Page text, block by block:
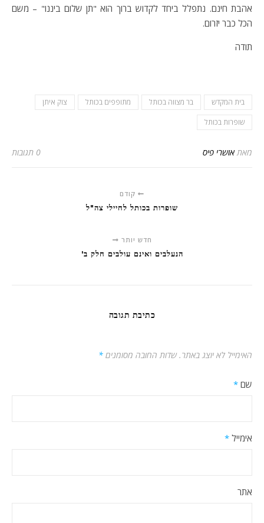
אהבת חינם. נתפלל ביחד לקדוש ברוך הוא "תן שלום ביננו" – משם
הכל כבר יזרום.
תודה
בית המקדש בר מצווה בכותל מתופפים בכותל
צוק איתן
שופרות בכותל
מאתאושרי פיס 0 תגובות
קודם
שופרות בכותל לחיילי צה"ל
חדש יותר
הנעלבים ואינם עולבים חלק ב'
כתיבת תגובה
האימייל לא יוצג באתר. שדות החובה מסומנים *
שם *
אימייל *
אתר